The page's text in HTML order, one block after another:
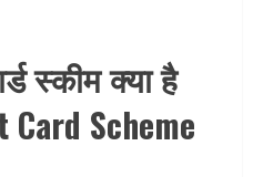
स्कीम क्या है
Scheme